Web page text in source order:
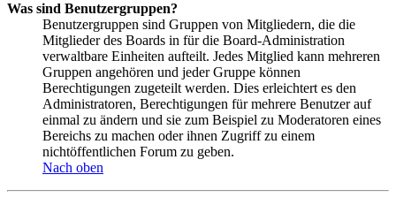
Was sind Benutzergruppen?
Benutzergruppen sind Gruppen von Mitgliedern, die die
Mitglieder des Boards in für die Board-Administration
verwaltbare Einheiten aufteilt. Jedes Mitglied kann mehreren
Gruppen angehören und jeder Gruppe können
Berechtigungen zugeteilt werden. Dies erleichtert es den
Administratoren, Berechtigungen für mehrere Benutzer auf
einmal zu ändern und sie zum Beispiel zu Moderatoren eines
Bereichs zu machen oder ihnen Zugriff zu einem
nichtöffentlichen Forum zu geben.
Nach oben